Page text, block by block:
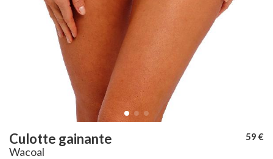
Culotte gainante 59 €
Wacoal